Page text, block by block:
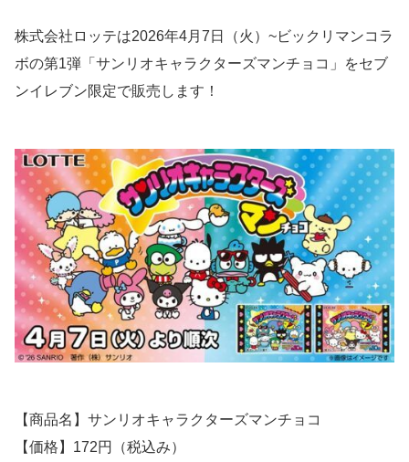
株式会社ロッテは2026年4月7日（火）~ビックリマンコラ
ボの第1弾「サンリオキャラクターズマンチョコ」をセブ
ンイレブン限定で販売します！
【商品名】サンリオキャラクターズマンチョコ
【価格】172円（税込み）